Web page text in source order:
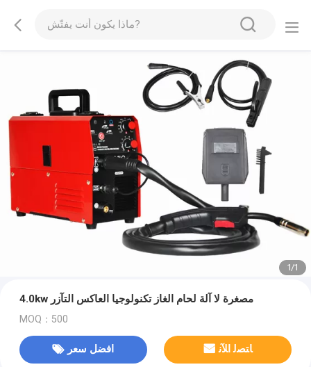
1/1
4.0kw مصغرة لا آلة لحام الغاز تكنولوجيا العاكس التآزر
MOQ：500
افضل سعر ﺎﺘﺼﻟ ﺍﻶﻧ